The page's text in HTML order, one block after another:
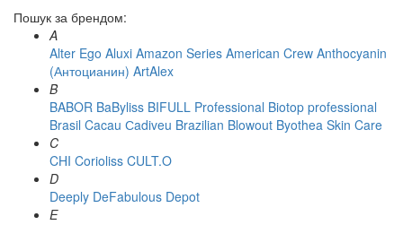
Пошук за брендом:
A
Alter Ego Aluxi Amazon Series American Crew Anthocyanin
(Антоцианин) ArtAlex
B
BABOR BaByliss BIFULL Professional Biotop professional
Brasil Cacau Сadiveu Brazilian Blowout Byothea Skin Care
C
CHI Corioliss CULT.O
D
Deeply DeFabulous Depot
E